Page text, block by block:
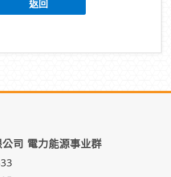
返回
司 電力能源事业群